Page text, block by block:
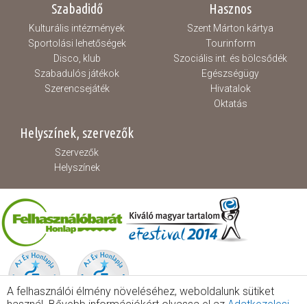
Szabadidő
Kulturális intézmények
Sportolási lehetőségek
Disco, klub
Szabadulós játékok
Szerencsejáték
Hasznos
Szent Márton kártya
Tourinform
Szociális int. és bölcsődék
Egészségügy
Hivatalok
Oktatás
Helyszínek, szervezők
Szervezők
Helyszínek
A felhasználói élmény növeléséhez, weboldalunk sütiket